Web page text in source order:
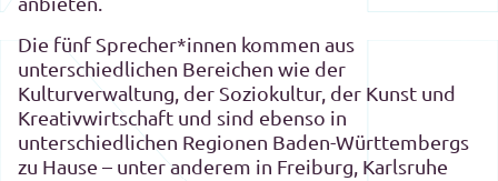
Die fünf Sprecher*innen kommen aus
unterschiedlichen Bereichen wie der
Kulturverwaltung, der Soziokultur, der Kunst und
Kreativwirtschaft und sind ebenso in
unterschiedlichen Regionen Baden-Württembergs
zu Hause – unter anderem in Freiburg, Karlsruhe